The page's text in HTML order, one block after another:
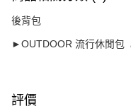
後背包
►OUTDOOR 流行休閒包
評價